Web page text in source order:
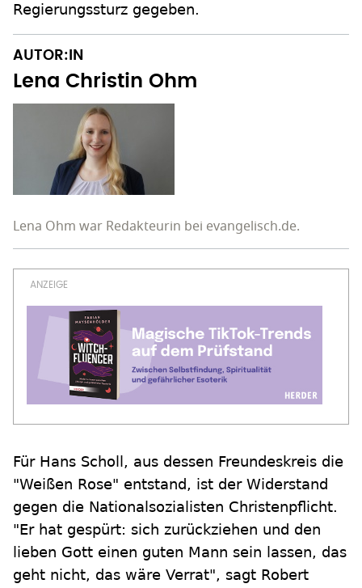
Regierungssturz gegeben.
AUTOR:IN
Lena Christin Ohm
Lena Ohm war Redakteurin bei evangelisch.de.
Für Hans Scholl, aus dessen Freundeskreis die
"Weißen Rose" entstand, ist der Widerstand
gegen die Nationalsozialisten Christenpflicht.
"Er hat gespürt: sich zurückziehen und den
lieben Gott einen guten Mann sein lassen, das
geht nicht, das wäre Verrat", sagt Robert